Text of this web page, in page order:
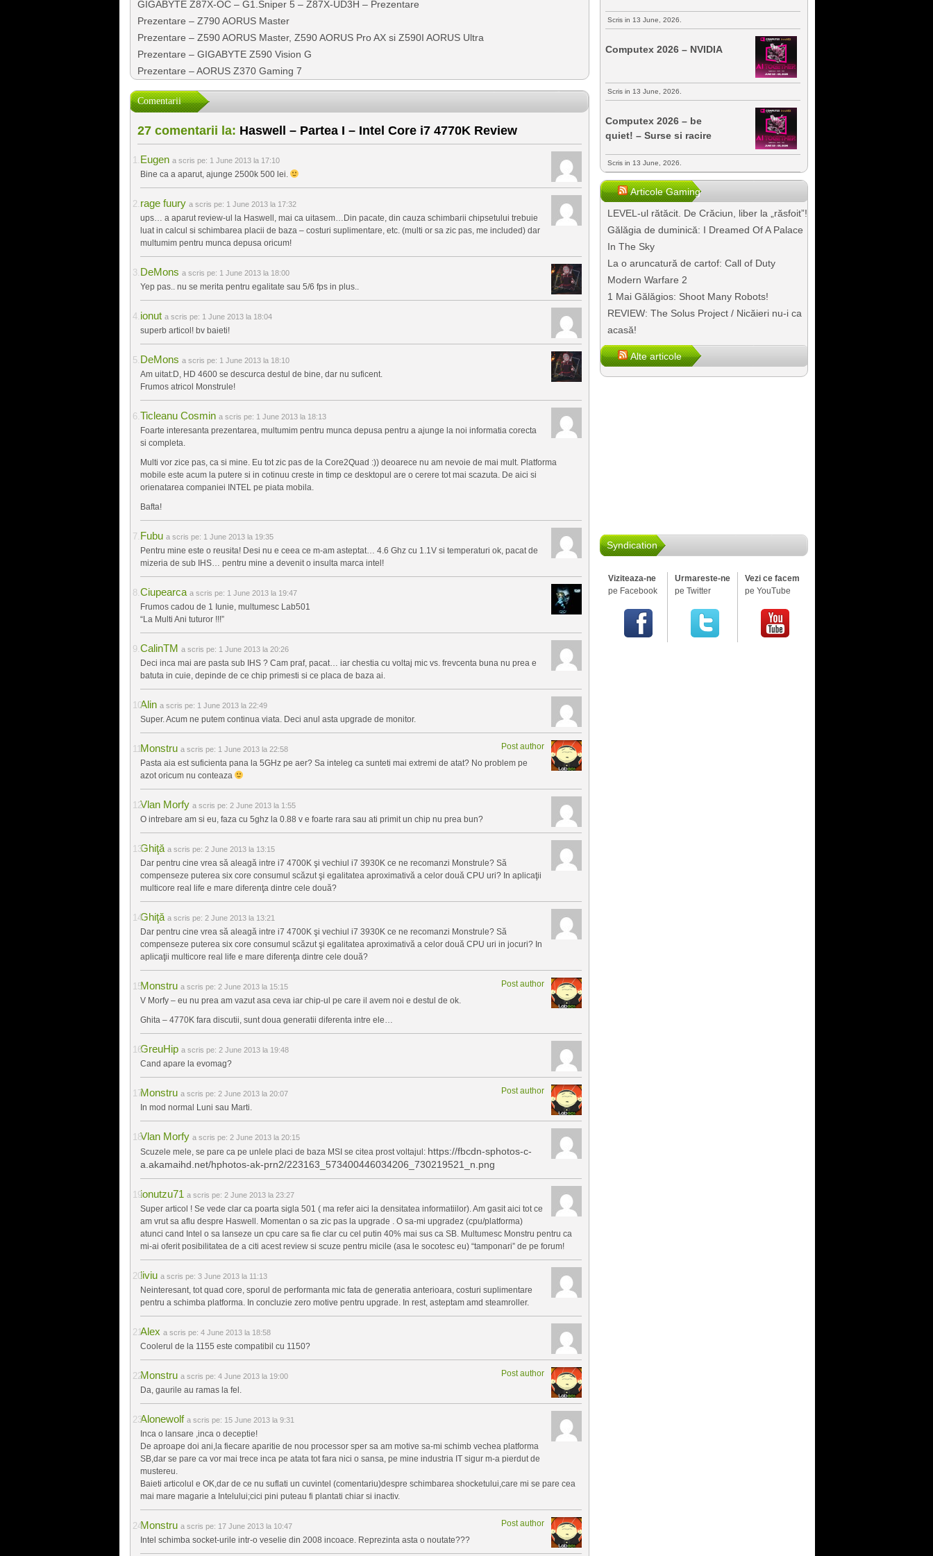
GIGABYTE Z87X-OC – G1.Sniper 5 – Z87X-UD3H – Prezentare
Prezentare – Z790 AORUS Master
Prezentare – Z590 AORUS Master, Z590 AORUS Pro AX si Z590I AORUS Ultra
Prezentare – GIGABYTE Z590 Vision G
Prezentare – AORUS Z370 Gaming 7
Comentarii
27 comentarii la: Haswell – Partea I – Intel Core i7 4770K Review
Eugen a scris pe: 1 June 2013 la 17:10
Bine ca a aparut, ajunge 2500k 500 lei.
rage fuury a scris pe: 1 June 2013 la 17:32
ups… a aparut review-ul la Haswell, mai ca uitasem…Din pacate, din cauza schimbarii chipsetului trebuie
luat in calcul si schimbarea placii de baza – costuri suplimentare, etc. (multi or sa zic pas, me included) dar
multumim pentru munca depusa oricum!
DeMons a scris pe: 1 June 2013 la 18:00
Yep pas.. nu se merita pentru egalitate sau 5/6 fps in plus..
ionut a scris pe: 1 June 2013 la 18:04
superb articol! bv baieti!
DeMons a scris pe: 1 June 2013 la 18:10
Am uitat:D, HD 4600 se descurca destul de bine, dar nu suficent.
Frumos atricol Monstrule!
Ticleanu Cosmin a scris pe: 1 June 2013 la 18:13
Foarte interesanta prezentarea, multumim pentru munca depusa pentru a ajunge la noi informatia corecta
si completa.
Multi vor zice pas, ca si mine. Eu tot zic pas de la Core2Quad :)) deoarece nu am nevoie de mai mult. Platforma
mobile este acum la putere si in cotinuu creste in timp ce desktopul are o cerere tot mai scazuta. De aici si
orienatarea companiei INTEL pe piata mobila.
Bafta!
Fubu a scris pe: 1 June 2013 la 19:35
Pentru mine este o reusita! Desi nu e ceea ce m-am asteptat… 4.6 Ghz cu 1.1V si temperaturi ok, pacat de
mizeria de sub IHS… pentru mine a devenit o insulta marca intel!
Ciupearca a scris pe: 1 June 2013 la 19:47
Frumos cadou de 1 Iunie, multumesc Lab501
“La Multi Ani tuturor !!!”
CalinTM a scris pe: 1 June 2013 la 20:26
Deci inca mai are pasta sub IHS ? Cam praf, pacat… iar chestia cu voltaj mic vs. frevcenta buna nu prea e
batuta in cuie, depinde de ce chip primesti si ce placa de baza ai.
Alin a scris pe: 1 June 2013 la 22:49
Super. Acum ne putem continua viata. Deci anul asta upgrade de monitor.
Monstru Post author
a scris pe: 1 June 2013 la 22:58
Pasta aia est suficienta pana la 5GHz pe aer? Sa inteleg ca sunteti mai extremi de atat? No problem pe
azot oricum nu conteaza
Vlan Morfy a scris pe: 2 June 2013 la 1:55
O intrebare am si eu, faza cu 5ghz la 0.88 v e foarte rara sau ati primit un chip nu prea bun?
Ghiţă a scris pe: 2 June 2013 la 13:15
Dar pentru cine vrea să aleagă intre i7 4700K şi vechiul i7 3930K ce ne recomanzi Monstrule? Să
compenseze puterea six core consumul scăzut şi egalitatea aproximativă a celor două CPU uri? In aplicaţii
multicore real life e mare diferenţa dintre cele două?
Ghiţă a scris pe: 2 June 2013 la 13:21
Dar pentru cine vrea să aleagă intre i7 4700K şi vechiul i7 3930K ce ne recomanzi Monstrule? Să
compenseze puterea six core consumul scăzut şi egalitatea aproximativă a celor două CPU uri in jocuri? In
aplicaţii multicore real life e mare diferenţa dintre cele două?
Monstru Post author
a scris pe: 2 June 2013 la 15:15
V Morfy – eu nu prea am vazut asa ceva iar chip-ul pe care il avem noi e destul de ok.
Ghita – 4770K fara discutii, sunt doua generatii diferenta intre ele…
GreuHip a scris pe: 2 June 2013 la 19:48
Cand apare la evomag?
Monstru Post author
a scris pe: 2 June 2013 la 20:07
In mod normal Luni sau Marti.
Vlan Morfy a scris pe: 2 June 2013 la 20:15
Scuzele mele, se pare ca pe unlele placi de baza MSI se citea prost voltajul: https://fbcdn-sphotos-c-
a.akamaihd.net/hphotos-ak-prn2/223163_573400446034206_730219521_n.png
ionutzu71 a scris pe: 2 June 2013 la 23:27
Super articol ! Se vede clar ca poarta sigla 501 ( ma refer aici la densitatea informatiilor). Am gasit aici tot ce
am vrut sa aflu despre Haswell. Momentan o sa zic pas la upgrade . O sa-mi upgradez (cpu/platforma)
atunci cand Intel o sa lanseze un cpu care sa fie clar cu cel putin 40% mai sus ca SB. Multumesc Monstru pentru ca
mi-ai oferit posibilitatea de a citi acest review si scuze pentru micile (asa le socotesc eu) “tamponari” de pe forum!
liviu a scris pe: 3 June 2013 la 11:13
Neinteresant, tot quad core, sporul de performanta mic fata de generatia anterioara, costuri suplimentare
pentru a schimba platforma. In concluzie zero motive pentru upgrade. In rest, asteptam amd steamroller.
Alex a scris pe: 4 June 2013 la 18:58
Coolerul de la 1155 este compatibil cu 1150?
Monstru Post author
a scris pe: 4 June 2013 la 19:00
Da, gaurile au ramas la fel.
Alonewolf a scris pe: 15 June 2013 la 9:31
Inca o lansare ,inca o deceptie!
De aproape doi ani,la fiecare aparitie de nou processor sper sa am motive sa-mi schimb vechea platforma
SB,dar se pare ca vor mai trece inca pe atata tot fara nici o sansa, pe mine industria IT sigur m-a pierdut de
mustereu.
Baieti articolul e OK,dar de ce nu suflati un cuvintel (comentariu)despre schimbarea shocketului,care mi se pare cea
mai mare magarie a Intelului;cici pini puteau fi plantati chiar si inactiv.
Monstru Post author
a scris pe: 17 June 2013 la 10:47
Intel schimba socket-urile intr-o veselie din 2008 incoace. Reprezinta asta o noutate???
Scris in 13 June, 2026.
Computex 2026 – NVIDIA
Scris in 13 June, 2026.
Computex 2026 – be
quiet! – Surse si racire
Scris in 13 June, 2026.
Articole Gaming
LEVEL-ul rătăcit. De Crăciun, liber la „răsfoit”!
Gălăgia de duminică: I Dreamed Of A Palace
In The Sky
La o aruncatură de cartof: Call of Duty
Modern Warfare 2
1 Mai Gălăgios: Shoot Many Robots!
REVIEW: The Solus Project / Nicăieri nu-i ca
acasă!
Alte articole
Syndication
Viziteaza-ne
pe Facebook
Urmareste-ne
pe Twitter
Vezi ce facem
pe YouTube